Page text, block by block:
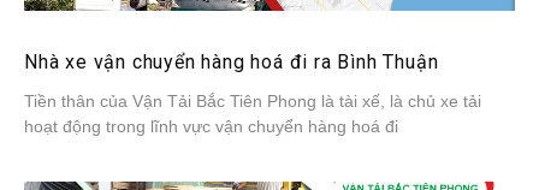
Nhà xe vận chuyển hàng hoá đi ra Bình Thuận
Tiền thân của Vận Tải Bắc Tiên Phong là tài xế, là chủ xe tải
hoạt động trong lĩnh vực vận chuyển hàng hoá đi